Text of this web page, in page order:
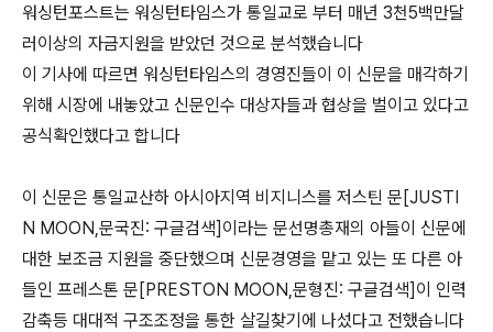
워싱턴포스트는 워싱턴타임스가 통일교로 부터 매년 3천5백만달
러이상의 자금지원을 받았던 것으로 분석했습니다
이 기사에 따르면 워싱턴타임스의 경영진들이 이 신문을 매각하기
위해 시장에 내놓았고 신문인수 대상자들과 협상을 벌이고 있다고
공식확인했다고 합니다
이 신문은 통일교산하 아시아지역 비지니스를 저스틴 문[JUSTI
N MOON,문국진: 구글검색]이라는 문선명총재의 아들이 신문에
대한 보조금 지원을 중단했으며 신문경영을 맡고 있는 또 다른 아
들인 프레스톤 문[PRESTON MOON,문형진: 구글검색]이 인력
감축등 대대적 구조조정을 통한 살길찾기에 나섰다고 전했습니다